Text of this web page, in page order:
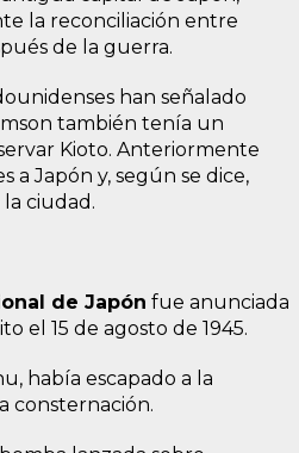
la reconciliación entre
de la guerra.
han señalado
también tenía un
Kioto. Anteriormente
a Japón y, según se dice,
ciudad.
de Japón fue anunciada
el 15 de agosto de 1945.
había escapado a la
consternación.